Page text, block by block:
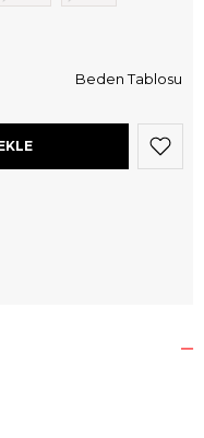
Beden Tablosu